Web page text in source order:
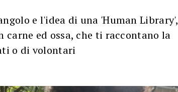
e l'idea di una 'Human Library',
ed ossa, che ti raccontano la
o di volontari